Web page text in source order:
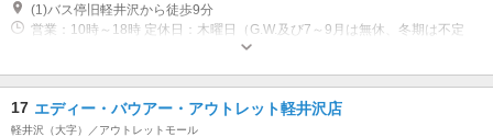
(1)バス停旧軽井沢から徒歩9分
営業：10時～18時 定休日：木曜日（G.W.及び7～9月は無休、冬期は不定
17 エディー・バウアー・アウトレット軽井沢店
軽井沢（大字）／アウトレットモール